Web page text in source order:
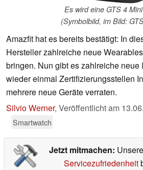
Es wird eine GTS 4
(Symbolbild, im Bild:
Amazfit hat es bereits bestätigt: In
Hersteller zahlreiche neue
bringen. Nun gibt es zahlreiche neue
wieder einmal Zertifizierungsstellen
mehrere neue Geräte verraten.
Silvio Werner, Veröffentlicht am
Smartwatch
Jetzt mitmachen:
Servicezufriedenheit